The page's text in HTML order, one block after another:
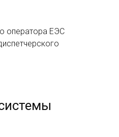
оператора ЕЭС